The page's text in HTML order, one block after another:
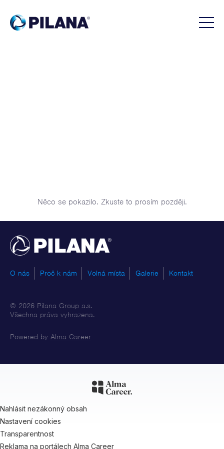
Menu
Něco se pokazilo. Zkuste to prosím později.
PILANA
O nás Proč k nám Volná místa Galerie Kontakt
© 2026 Pilana Group a.s.
Všechna práva vyhrazena.
Powered by Alma Career
Nahlásit nezákonný obsah
Nastavení cookies
Transparentnost
Reklama na portálech Alma Career